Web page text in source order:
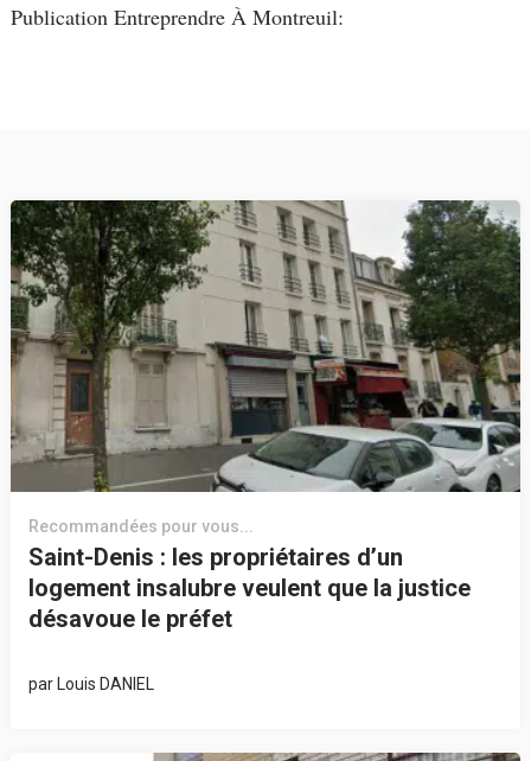
Publication Entreprendre À Montreuil:
Recommandées pour vous...
Saint-Denis : les propriétaires d’un
logement insalubre veulent que la justice
désavoue le préfet
par Louis DANIEL